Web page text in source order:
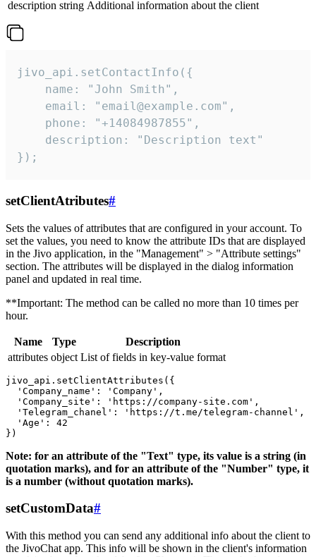
description string Additional information about the client
jivo_api.setContactInfo({
    name: "John Smith",
    email: "email@example.com",
    phone: "+14084987855",
    description: "Description text"
});
setClientAtributes#
Sets the values ​​of attributes that are configured in your account. To
set the values, you need to know the attribute IDs that are displayed
in the Jivo application, in the "Management" > "Attribute settings"
section. The attributes will be displayed in the dialog information
panel and updated in real time.
**Important: The method can be called no more than 10 times per
hour.
Name Type
Description
attributes object List of fields in key-value format
jivo_api.setClientAttributes({
  'Company_name': 'Company',
  'Company_site': 'https://company-site.com',
  'Telegram_chanel': 'https://t.me/telegram-channel',
  'Age': 42
Note: for an attribute of the "Text" type, its value is a string (in
quotation marks), and for an attribute of the "Number" type, it
is a number (without quotation marks).
setCustomData#
With this method you can send any additional info about the client to
the JivoChat app. This info will be shown in the client's information